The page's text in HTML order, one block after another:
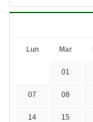
Lun Mar
01
07 08
14 15